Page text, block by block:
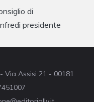
di
presidente
Via Assisi 21 - 00181